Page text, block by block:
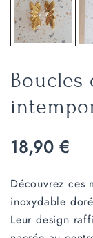
Boucles
18,90 €
Découvrez ces
inoxydable
Leur design